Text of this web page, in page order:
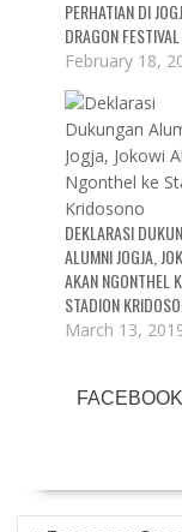
t
t
e
r
(
p
e
n
i
n
n
e
w
w
i
n
d
o
w
)
e
b
o
o
k
e
s
i
n
w
w
i
n
d
o
w
)
PERHATIAN DI
DRAGON FESTIVAL
February 18,
DEKLARASI
ALUMNI JOGJA,
AKAN NGONTHEL
STADION
March 13,